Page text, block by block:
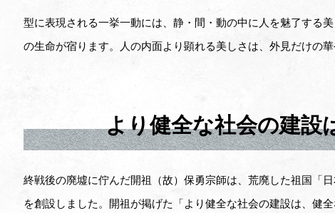
型に表現される一挙一動には、静・間・動の中に人を魅了する
の生命が宿ります。人の内面より顕れる美しさは、外見だけの華
より健全な社会の建設
終戦後の廃墟に佇んだ開祖（故）保勇宗師は、荒廃した祖国「
を創設しました。開祖が掲げた「より健全な社会の建設は、健